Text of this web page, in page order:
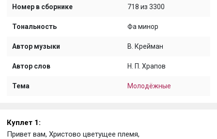
Номер в сборнике 718 из 3300
Тональность Фа минор
Автор музыки В. Крейман
Автор слов Н. П. Храпов
Тема Молодёжные
Куплет 1:
Привет вам, Христово цветущее племя,